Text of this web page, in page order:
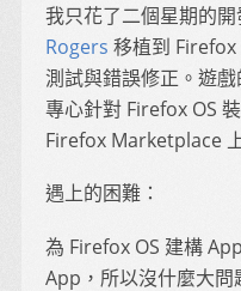
我只花了二個星期的
Rogers 移植到 Firefox
測試與錯誤修正。遊
專心針對 Firefox OS
Firefox Marketplace
遇上的困難：
為 Firefox OS 建構
App，所以沒什麼大問